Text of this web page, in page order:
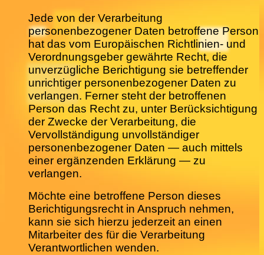
Jede von der Verarbeitung
personenbezogener Daten betroffene Person
hat das vom Europäischen Richtlinien- und
Verordnungsgeber gewährte Recht, die
unverzügliche Berichtigung sie betreffender
unrichtiger personenbezogener Daten zu
verlangen. Ferner steht der betroffenen
Person das Recht zu, unter Berücksichtigung
der Zwecke der Verarbeitung, die
Vervollständigung unvollständiger
personenbezogener Daten — auch mittels
einer ergänzenden Erklärung — zu
verlangen.
Möchte eine betroffene Person dieses
Berichtigungsrecht in Anspruch nehmen,
kann sie sich hierzu jederzeit an einen
Mitarbeiter des für die Verarbeitung
Verantwortlichen wenden.